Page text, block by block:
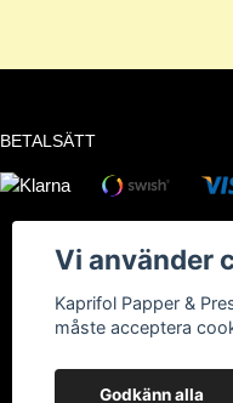
BETALSÄTT
Vi använder
Kaprifol Papper &
måste acceptera
Godkänn alla